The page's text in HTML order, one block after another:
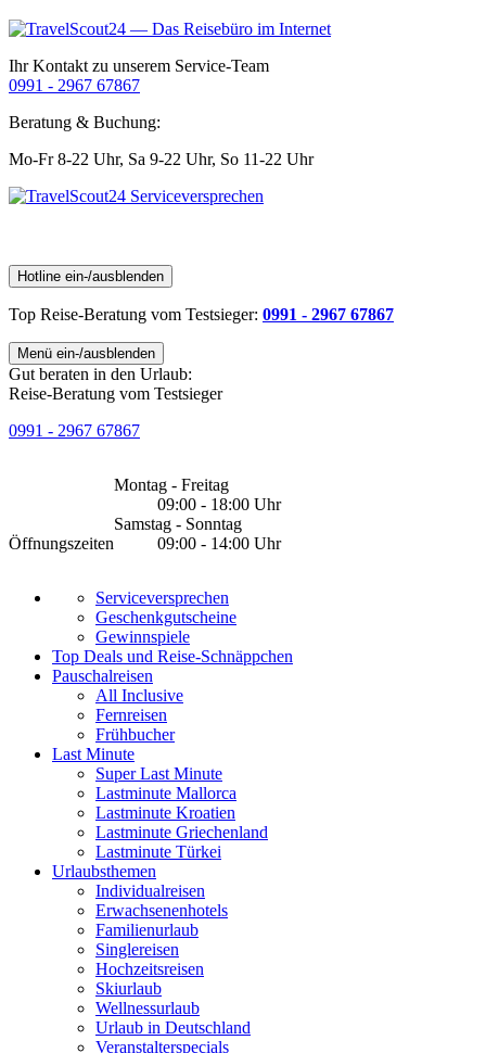
Ihr Kontakt zu unserem Service-Team
0991 - 2967 67867
Beratung & Buchung:
Mo-Fr 8-22 Uhr, Sa 9-22 Uhr, So 11-22 Uhr
Hotline ein-/ausblenden
Top Reise-Beratung vom Testsieger: 0991 - 2967 67867
Menü ein-/ausblenden
Gut beraten in den Urlaub:
Reise-Beratung vom Testsieger
0991 - 2967 67867
Öffnungszeiten
Montag - Freitag
09:00 - 18:00 Uhr
Samstag - Sonntag
09:00 - 14:00 Uhr
Serviceversprechen
Geschenkgutscheine
Gewinnspiele
Top Deals und Reise-Schnäppchen
Pauschalreisen
All Inclusive
Fernreisen
Frühbucher
Last Minute
Super Last Minute
Lastminute Mallorca
Lastminute Kroatien
Lastminute Griechenland
Lastminute Türkei
Urlaubsthemen
Individualreisen
Erwachsenenhotels
Familienurlaub
Singlereisen
Hochzeitsreisen
Skiurlaub
Wellnessurlaub
Urlaub in Deutschland
Veranstalterspecials